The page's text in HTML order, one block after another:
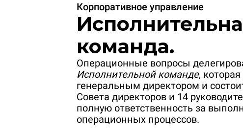
Корпоративное управление
команда.
Операционные вопросы
Исполнительной команде,
генеральным директором и
Совета директоров и 14
полную ответственность за
операционных процессов.